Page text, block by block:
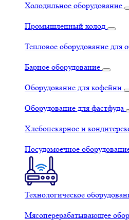
Холодильное оборудование
Промышленный холод
Тепловое оборудование для
Барное оборудование
Оборудование для кофейни
Оборудование для фастфуда
Хлебопекарное и
Посудомоечное
Технологическое
Мясоперерабатывающее